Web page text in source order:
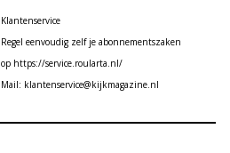
Klantenservice
Regel eenvoudig zelf je abonnementszaken
op https://service.roularta.nl/
Mail: klantenservice@kijkmagazine.nl